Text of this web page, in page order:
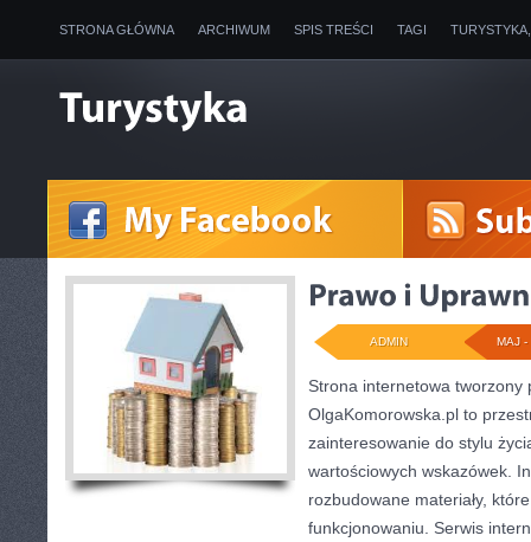
STRONA GŁÓWNA ARCHIWUM SPIS TREŚCI TAGI
MAJ -
ADMIN
Strona internetowa tworzony
OlgaKomorowska.pl to
zainteresowanie do stylu
wartościowych wskazówek.
rozbudowane materiały,
funkcjonowaniu. Serwis